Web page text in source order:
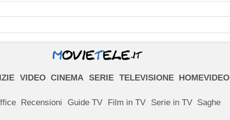
VIDEO CINEMA SERIE TELEVISIONE HOMEVIDEO
Recensioni Guide TV Film in TV Serie in TV Saghe